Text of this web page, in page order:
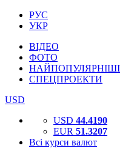
РУС
УКР
ВІДЕО
ФОТО
НАЙПОПУЛЯРНІШІ
СПЕЦПРОЕКТИ
USD
USD 44.4190
EUR 51.3207
Всі курси валют